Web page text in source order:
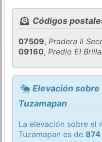
Códigos
07509,Pradera Ii
09160,Predio El
Elevación sobre
Tuzamapan
La elevación sobre el
Tuzamapan es de